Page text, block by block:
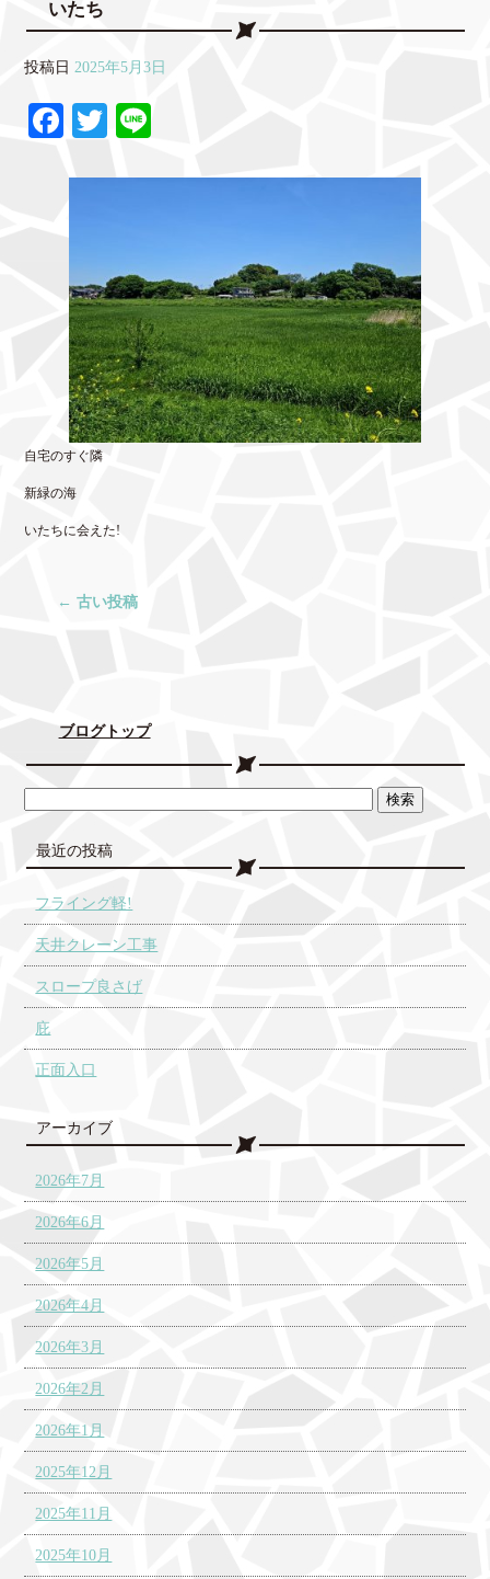
いたち
投稿日 2025年5月3日
Fa
bo
T
tte
自宅のすぐ隣
新緑の海
いたちに会えた!
← 古い投稿
ブログトップ
最近の投稿
フライング軽!
天井クレーン工事
スロープ良さげ
庇
正面入口
アーカイブ
2026年7月
2026年6月
2026年5月
2026年4月
2026年3月
2026年2月
2026年1月
2025年12月
2025年11月
2025年10月